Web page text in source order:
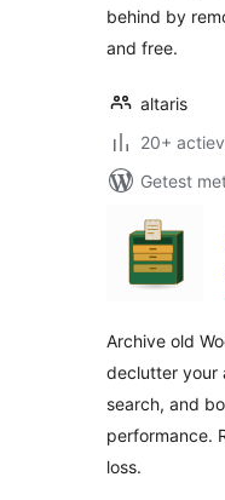
behind by
and free.
altaris
20+
Getest
Archive old
declutter your
search, and
performance.
loss.